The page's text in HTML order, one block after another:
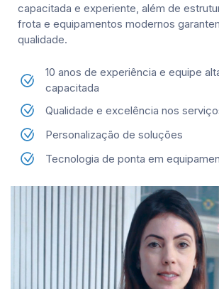
capacitada e experiente, além de
frota e equipamentos modernos
qualidade.
10 anos de experiência e equipe
capacitada
Qualidade e excelência nos
Personalização de soluções
Tecnologia de ponta em